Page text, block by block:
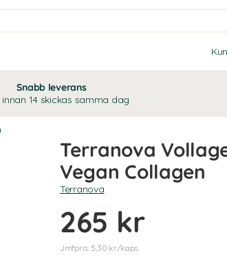
Snabb leverans
14 skickas samma dag
Terranova
Vegan Collagen
Terranova
265 kr
Jmfpris: 5,30 kr/kaps